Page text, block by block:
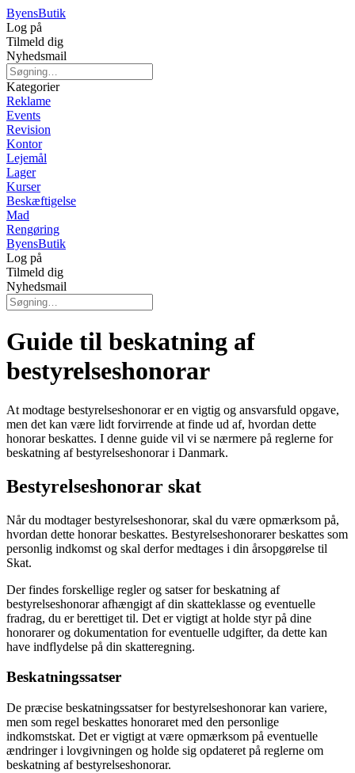
ByensButik
Log på
Tilmeld dig
Nyhedsmail
Kategorier
Reklame
Events
Revision
Kontor
Lejemål
Lager
Kurser
Beskæftigelse
Mad
Rengøring
ByensButik
Log på
Tilmeld dig
Nyhedsmail
Guide til beskatning af
bestyrelseshonorar
At modtage bestyrelseshonorar er en vigtig og ansvarsfuld opgave,
men det kan være lidt forvirrende at finde ud af, hvordan dette
honorar beskattes. I denne guide vil vi se nærmere på reglerne for
beskatning af bestyrelseshonorar i Danmark.
Bestyrelseshonorar skat
Når du modtager bestyrelseshonorar, skal du være opmærksom på,
hvordan dette honorar beskattes. Bestyrelseshonorarer beskattes som
personlig indkomst og skal derfor medtages i din årsopgørelse til
Skat.
Der findes forskellige regler og satser for beskatning af
bestyrelseshonorar afhængigt af din skatteklasse og eventuelle
fradrag, du er berettiget til. Det er vigtigt at holde styr på dine
honorarer og dokumentation for eventuelle udgifter, da dette kan
have indflydelse på din skatteregning.
Beskatningssatser
De præcise beskatningssatser for bestyrelseshonorar kan variere,
men som regel beskattes honoraret med den personlige
indkomstskat. Det er vigtigt at være opmærksom på eventuelle
ændringer i lovgivningen og holde sig opdateret på reglerne om
beskatning af bestyrelseshonorar.